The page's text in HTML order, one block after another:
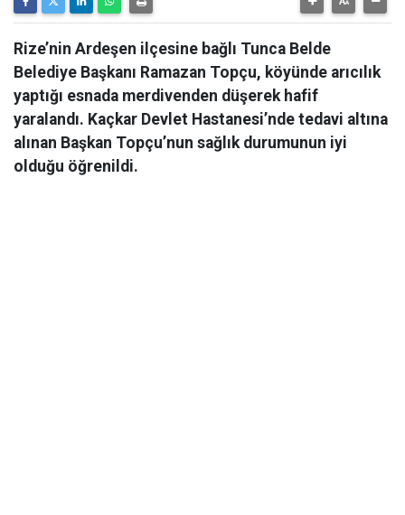
Rize’nin Ardeşen ilçesine bağlı Tunca Belde
Belediye Başkanı Ramazan Topçu, köyünde arıcılık
yaptığı esnada merdivenden düşerek hafif
yaralandı. Kaçkar Devlet Hastanesi’nde tedavi altına
alınan Başkan Topçu’nun sağlık durumunun iyi
olduğu öğrenildi.